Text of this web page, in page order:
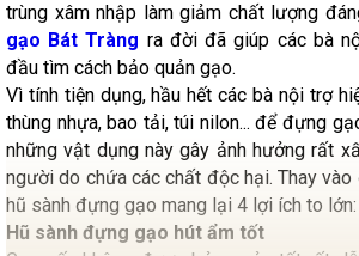
trùng xâm nhập làm giảm chất lượng
gạo Bát Tràng ra đời đã giúp các bà
đầu tìm cách bảo quản gạo.
Vì tính tiện dụng, hầu hết các bà nội trợ
thùng nhựa, bao tải, túi nilon... để đựng
những vật dụng này gây ảnh hưởng rất
người do chứa các chất độc hại. Thay
hũ sành đựng gạo mang lại 4 lợi ích to lớn:
Hũ sành đựng gạo hút ẩm tốt